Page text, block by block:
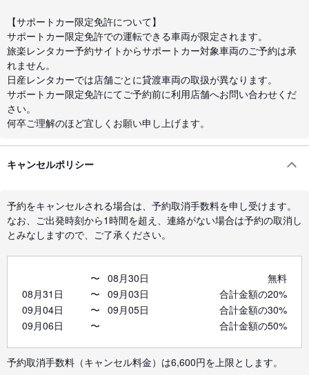
【サポートカー限定免許について】
サポートカー限定免許での運転できる車両が限定されます。
旅楽レンタカー予約サイトからサポートカー対象車両のご予約は承
れません。
日産レンタカーでは店舗ごとに貸渡車両の取扱が異なります。
サポートカー限定免許にてご予約前に利用店舗へお問い合わせくだ
さい。
何卒ご理解のほど宜しくお願い申し上げます。
キャンセルポリシー
予約をキャンセルされる場合は、予約取消手数料を申し受けます。
なお、ご出発時刻から1時間を超え、連絡がない場合は予約の取消し
とみなしますので、ご了承ください。
〜 08月30日
無料
08月31日
〜 09月03日
合計金額の20%
09月04日
〜 09月05日
合計金額の30%
09月06日
〜 合計金額の50%
予約取消手数料（キャンセル料金）は6,600円を上限とします。